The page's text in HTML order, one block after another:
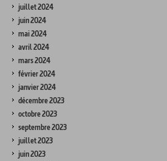
juillet 2024
juin 2024
mai 2024
avril 2024
mars 2024
février 2024
janvier 2024
décembre 2023
octobre 2023
septembre 2023
juillet 2023
juin 2023